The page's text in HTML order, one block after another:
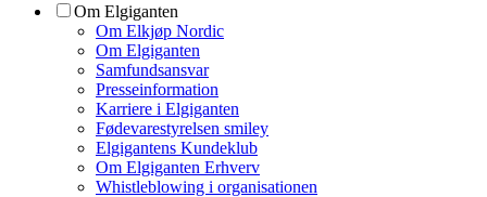
Om Elgiganten
Om Elkjøp Nordic
Om Elgiganten
Samfundsansvar
Presseinformation
Karriere i Elgiganten
Fødevarestyrelsen smiley
Elgigantens Kundeklub
Om Elgiganten Erhverv
Whistleblowing i organisationen